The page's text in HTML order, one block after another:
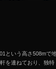
という高さ508mで
を連ねており、独特